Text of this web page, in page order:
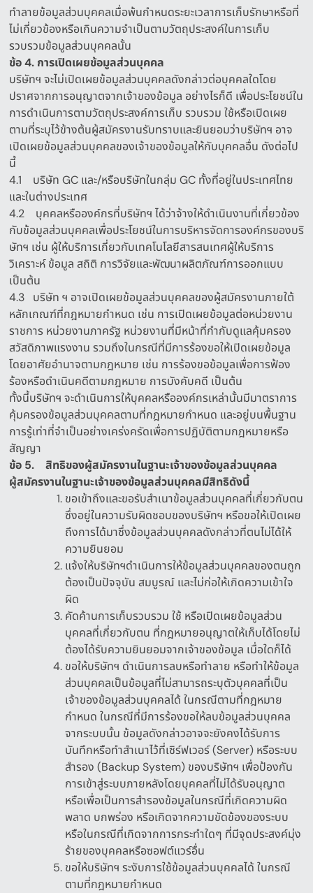
ทำลายข้อมูลส่วนบุคคลเมื่อพ้นกำหนดระยะเวลาการเก็บรักษาหรือที่
ไม่เกี่ยวข้องหรือเกินความจำเป็นตามวัตถุประสงค์ในการเก็บ
รวบรวมข้อมูลส่วนบุคคลนั้น
ข้อ4. การเปิดเผยข้อมูลส่วนบุคคล
บริษัทฯ จะไม่เปิดเผยข้อมูลส่วนบุคคลดังกล่าวต่อบุคคลใดโดย
ปราศจากการอนุญาตจากเจ้าของข้อมูล อย่างไรก็ดี เพื่อประโยชน์ใน
การดำเนินการตามวัตถุประสงค์การเก็บ รวบรวม ใช้หรือเปิดเผย
ตามที่ระบุไว้ข้างต้นผู้สมัครงานรับทราบและยินยอมว่าบริษัทฯ อาจ
เปิดเผยข้อมูลส่วนบุคคลของเจ้าของข้อมูลให้กับบุคคลอื่น ดังต่อไป
นี้
4.1
บริษัท GC และ/หรือบริษัทในกลุ่ม GC ทั้งที่อยู่ในประเทศไทย
และในต่างประเทศ
4.2
บุคคลหรือองค์กรที่บริษัทฯ ได้ว่าจ้างให้ดำเนินงานที่เกี่ยวข้อง
กับข้อมูลส่วนบุคคลเพื่อประโยชน์ในการบริหารจัดการองค์กรของบริ
ษัทฯ เช่น ผู้ให้บริการเกี่ยวกับเทคโนโลยีสารสนเทศผู้ให้บริการ
วิเคราะห์ ข้อมูล สถิติ การวิจัยและพัฒนาผลิตภัณฑ์การออกแบบ
เป็นต้น
4.3
บริษัท ฯ อาจเปิดเผยข้อมูลส่วนบุคคลของผู้สมัครงานภายใต้
หลักเกณฑ์ที่กฎหมายกำหนด เช่น การเปิดเผยข้อมูลต่อหน่วยงาน
ราชการ หน่วยงานภาครัฐ หน่วยงานที่มีหน้าที่กำกับดูแลคุ้มครอง
สวัสดิภาพแรงงาน รวมถึงในกรณีที่มีการร้องขอให้เปิดเผยข้อมูล
โดยอาศัยอำนาจตามกฎหมาย เช่น การร้องขอข้อมูลเพื่อการฟ้อง
ร้องหรือดำเนินคดีตามกฎหมาย การบังคับคดี เป็นต้น
ทั้งนี้บริษัทฯ จะดำเนินการให้บุคคลหรือองค์กรเหล่านั้นมีมาตราการ
คุ้มครองข้อมูลส่วนบุคคลตามที่กฎหมายกำหนด และอยู่บนพื้นฐาน
การรู้เท่าที่จำเป็นอย่างเคร่งครัดเพื่อการปฏิบัติตามกฎหมายหรือ
สัญญา
ข้อ 5.
สิทธิของผู้สมัครงานในฐานะเจ้าของข้อมูลส่วนบุคคล
ผู้สมัครงานในฐานะเจ้าของข้อมูลส่วนบุคคลมีสิทธิดังนี้
ขอเข้าถึงและขอรับสำเนาข้อมูลส่วนบุคคลที่เกี่ยวกับตน
ซึ่งอยู่ในความรับผิดชอบของบริษัทฯ หรือขอให้เปิดเผย
ถึงการได้มาซึ่งข้อมูลส่วนบุคคลดังกล่าวที่ตนไม่ได้ให้
ความยินยอม
แจ้งให้บริษัทฯดำเนินการให้ข้อมูลส่วนบุคคลของตนถูก
ต้องเป็นปัจจุบัน สมบูรณ์ และไม่ก่อให้เกิดความเข้าใจ
ผิด
คัดค้านการเก็บรวบรวม ใช้ หรือเปิดเผยข้อมูลส่วน
บุคคลที่เกี่ยวกับตน ที่กฎหมายอนุญาตให้เก็บได้โดยไม่
ต้องได้รับความยินยอมจากเจ้าของข้อมูล เมื่อใดก็ได้
ขอให้บริษัทฯ ดำเนินการลบหรือทำลาย หรือทำให้ข้อมูล
ส่วนบุคคลเป็นข้อมูลที่ไม่สามารถระบุตัวบุคคลที่เป็น
เจ้าของข้อมูลส่วนบุคคลได้ ในกรณีตามที่กฎหมาย
กำหนด ในกรณีที่มีการร้องขอให้ลบข้อมูลส่วนบุคคล
จากระบบนั้น ข้อมูลดังกล่าวอาจจะยังคงได้รับการ
บันทึกหรือทำสำเนาไว้ที่เซิร์ฟเวอร์(Server) หรือระบบ
สำรอง (Backup System) ของบริษัทฯ เพื่อป้องกัน
การเข้าสู่ระบบภายหลังโดยบุคคลที่ไม่ได้รับอนุญาต
หรือเพื่อเป็นการสำรองข้อมูลในกรณีที่เกิดความผิด
พลาด บกพร่อง หรือเกิดจากความขัดข้องของระบบ
หรือในกรณีที่เกิดจากการกระทำใดๆ ที่มีจุดประสงค์มุ่ง
ร้ายของบุคคลหรือซอฟต์แวร์อื่น
ขอให้บริษัทฯ ระงับการใช้ข้อมูลส่วนบุคคลได้ ในกรณี
ตามที่กฎหมายกำหนด